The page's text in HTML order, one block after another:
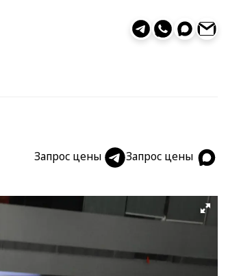
Запрос цены Запрос цены